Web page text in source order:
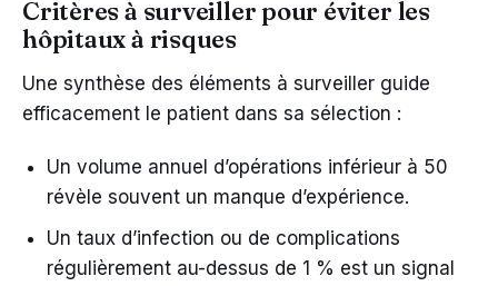
Critères à surveiller pour éviter les
hôpitaux à risques
Une synthèse des éléments à surveiller guide
efficacement le patient dans sa sélection :
Un volume annuel d’opérations inférieur à 50
révèle souvent un manque d’expérience.
Un taux d’infection ou de complications
régulièrement au-dessus de 1 % est un signal